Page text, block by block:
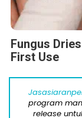
Fungus
First Use
program
release